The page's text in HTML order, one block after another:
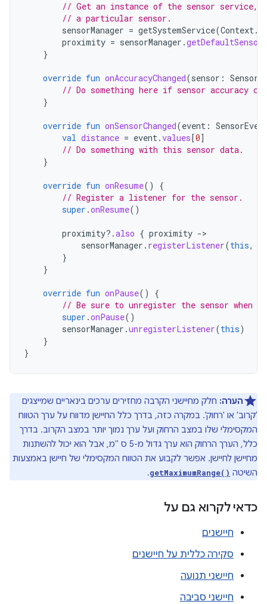
// Get an instance of the sensor service,
// a particular sensor.
sensorManager = getSystemService(Context.
proximity = sensorManager .getDefaultSensor
}
override fun onAccuracyChanged(sensor : Sensor
// Do something here if sensor accuracy
}
override fun onSensorChanged(event :
val distance = event.values[0]
// Do something with this sensor data.
}
override fun onResume()
{
// Register a listener for the sensor.
super .onResume()
proximity?.also { proximity -
sensorManager . registerListener(this,
}
}
override fun onPause()
{
// Be sure to unregister the sensor when
super .onPause()
sensorManager .unregisterListener(this)
}
}
הערה: חלק מחיישני הקרבה מחזירים ערכים בינאריים שמייצגים
'קרוב' או 'רחוק'. במקרה כזה, בדרך כלל החיישן מדווח על ערך הטווח
המקסימלי שלו במצב הרחוק ועל ערך נמוך יותר במצב הקרוב. בדרך
כלל, הערך הרחוק הוא ערך גדול מ-5 ס "מ, אבל הוא יכול להשתנות
מחיישן לחיישן. אפשר לקבוע את הטווח המקסימלי של חיישן באמצעות
השיטה getMaximumRange()
.
כדאי לקרוא גם על
חיישנים
סקירה כללית על חיישנים
חיישני תנועה
חיישני סביבה